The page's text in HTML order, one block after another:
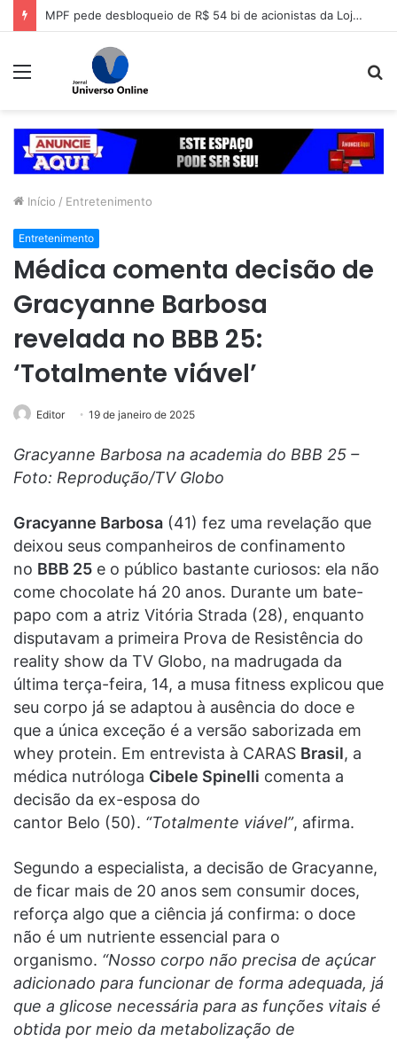
MPF pede desbloqueio de R$ 54 bi de acionistas da Lojas Americanas
Menu
Início / Entretenimento
Entretenimento
Médica comenta decisão de
Gracyanne Barbosa
revelada no BBB 25:
‘Totalmente viável’
Editor 19 de janeiro de 2025
Gracyanne Barbosa na academia do BBB 25 –
Foto: Reprodução/TV Globo
Gracyanne Barbosa (41) fez uma revelação que
deixou seus companheiros de confinamento
no BBB 25 e o público bastante curiosos: ela não
come chocolate há 20 anos. Durante um bate-
papo com a atriz Vitória Strada (28), enquanto
disputavam a primeira Prova de Resistência do
reality show da TV Globo, na madrugada da
última terça-feira, 14, a musa fitness explicou que
seu corpo já se adaptou à ausência do doce e
que a única exceção é a versão saborizada em
whey protein. Em entrevista à CARAS Brasil, a
médica nutróloga Cibele Spinelli comenta a
decisão da ex-esposa do
cantor Belo (50). “Totalmente viável”, afirma.
Segundo a especialista, a decisão de Gracyanne,
de ficar mais de 20 anos sem consumir doces,
reforça algo que a ciência já confirma: o doce
não é um nutriente essencial para o
organismo. “Nosso corpo não precisa de açúcar
adicionado para funcionar de forma adequada, já
que a glicose necessária para as funções vitais é
obtida por meio da metabolização de